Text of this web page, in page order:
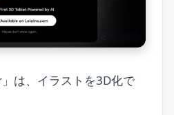
は、イラストを3D化で